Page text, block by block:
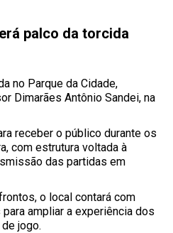
palco da torcida
no Parque da Cidade,
Dimarães Antônio Sandei, na
receber o público durante os
com estrutura voltada à
das partidas em
o local contará com
ampliar a experiência dos
jogo.